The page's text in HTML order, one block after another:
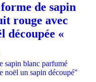
de sapin
rouge avec
découpée «